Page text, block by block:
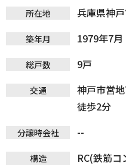
所在地 兵庫県神
築年月 1979年7月
総戸数 9戸
交通
神戸市営
徒歩2分
分譲時会社 --
構造 RC(鉄筋